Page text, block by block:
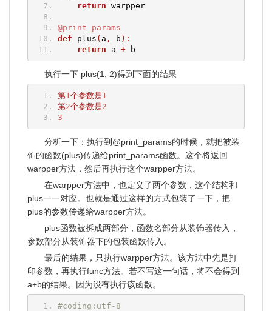
return warpper
@print_params
def plus ( a , b ):
return a + b
执行一下 plus(1, 2)得到下面的结果
第1 个参数是1
第2个参数是2
3
分析一下：执行到@print_params的时候，就把被装
饰的函数(plus)传递给print_params函数。这个将返回
warpper方法，然后再执行这个warpper方法。
在warpper方法中，也定义了两个参数，这个结构和
plus一一对应。也就是通过这样的方式包装了一下，把
plus的参数传递给warpper方法。
plus函数被拆成两部分，函数名部分从装饰器传入，
参数部分从装饰器下的包装函数传入。
最后的结果，只执行warpper方法。该方法中先是打
印参数，再执行func方法。若不写这一句话，将不会得到
a+b的结果。因为没有执行该函数。
#coding:utf-8